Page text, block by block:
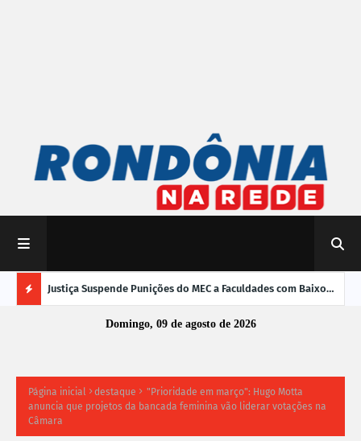
M
Justiça Suspende Punições do MEC a Faculdades com Baixo
Desempenho no Enamed
Domingo, 09 de agosto de 2026
Página inicial destaque
"Prioridade em março": Hugo Motta
anuncia que projetos da bancada feminina vão liderar votações na
Câmara